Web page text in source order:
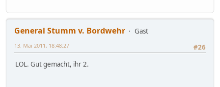
General Stumm v. Bordwehr
Gast
#26
13. Mai 2011, 18:48:27
LOL. Gut gemacht, ihr 2.